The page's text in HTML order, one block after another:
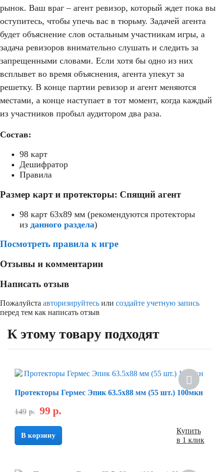
рынок. Ваш враг – агент ревизор, который ждет пока вы
оступитесь, чтобы упечь вас в тюрьму. Задачей агента
будет объяснение слов остальным участникам игры, а
задача ревизоров внимательно слушать и следить за
запрещенными словами. Если хотя бы одно из них
всплывет во время объяснения, агента упекут за
решетку. В конце партии ревизор и агент меняются
местами, а конце наступает в тот момент, когда каждый
из участников пробыл аудитором два раза.
Состав:
98 карт
Дешифратор
Правила
Размер карт и протекторы: Спящий агент
98 карт 63x89 мм (рекомендуются протекторы
из данного раздела)
Посмотреть правила к игре
Отзывы и комментарии
Написать отзыв
Пожалуйста авторизируйтесь или создайте учетную запись
перед тем как написать отзыв
К этому товару подходят
Протекторы Гермес Эпик 63.5х88 мм (55 шт.) 100мкн
149 р. 99 р.
В корзину
Купить
в 1 клик